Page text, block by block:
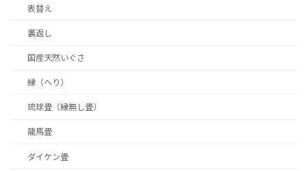
表替え
裏返し
国産天然いぐさ
縁（へり）
琉球畳（縁無し畳）
龍馬畳
ダイケン畳